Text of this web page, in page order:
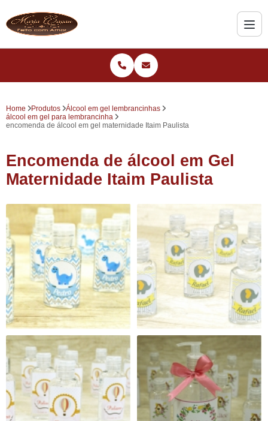
Home Produtos
Álcool em gel lembrancinhas
álcool em gel para lembrancinha
encomenda de álcool em gel maternidade Itaim Paulista
Encomenda de álcool em Gel
Maternidade Itaim Paulista